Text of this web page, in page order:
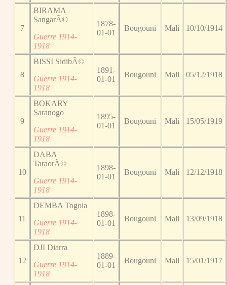
7
BIRAMA
SangarÃ©
Guerre 1914-
1918
1878-
01-01
Bougouni Mali 10/10/1914
8
BISSI SidibÃ©
Guerre 1914-
1918
1891-
01-01
Bougouni Mali 05/12/1918
9
BOKARY
Saranogo
Guerre 1914-
1918
1895-
01-01
Bougouni Mali 15/05/1919
10
DABA
TaraorÃ©
Guerre 1914-
1918
1898-
01-01
Bougouni Mali 12/12/1918
11
DEMBA Togola
Guerre 1914-
1918
1898-
01-01
Bougouni Mali 13/09/1918
12
DJI Diarra
Guerre 1914-
1918
1889-
01-01
Bougouni Mali 15/01/1917